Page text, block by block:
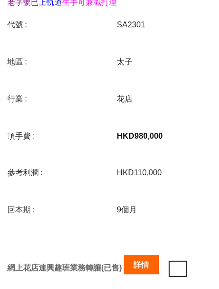
老字號已上軌道生手可兼職打理
代號 : SA2301
地區 : 太子
行業 : 花店
頂手費 : HKD980,000
參考利潤 : HKD110,000
回本期 : 9個月
網上花店連興趣班業務轉讓(已售) 詳情